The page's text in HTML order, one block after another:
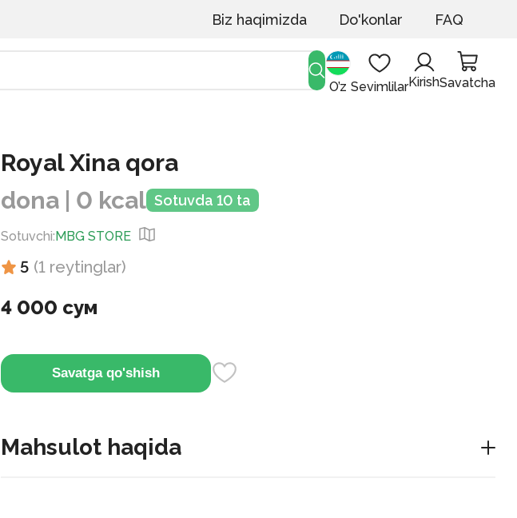
Biz haqimizda Do'konlar FAQ
O’z SevimlilarKirishSavatcha
Royal Xina qora
dona | 0 kcal Sotuvda 10 ta
Sotuvchi:MBG STORE
5 (1 reytinglar)
4 000 сум
Savatga qo'shish
Mahsulot haqida